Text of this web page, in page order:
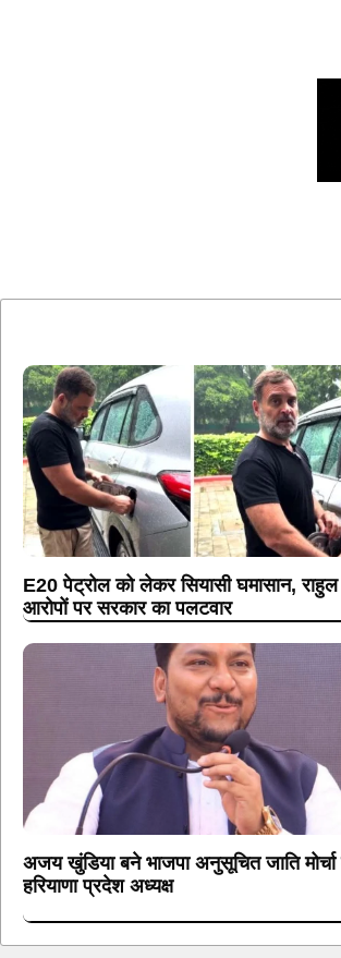
E20 पेट्रोल को लेकर सियासी घमासान,
आरोपों पर सरकार का पलटवार
अजय खुंडिया बने भाजपा अनुसूचित जाति
हरियाणा प्रदेश अध्यक्ष